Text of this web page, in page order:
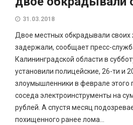
31.03.2018
Двое местных обкрадывали своих
задержали, сообщает пресс-
Калининградской области в
установили полицейские, 26-ти и
злоумышленники в феврале этого
соседа электроинструменты на
рублей. А спустя месяц
похищенного ранее лома...